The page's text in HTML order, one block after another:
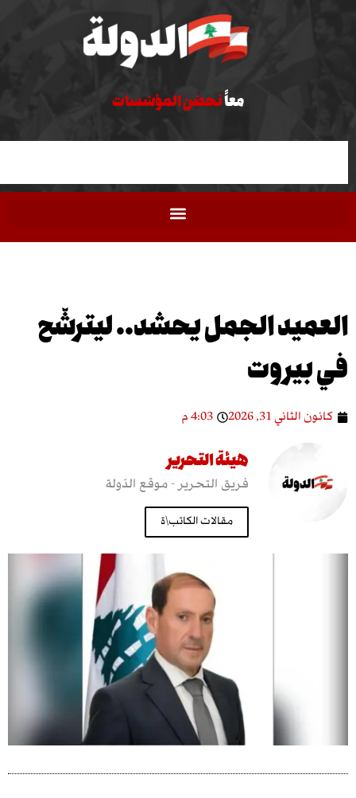
نحصّن المؤسّسات
الجمل يحشد.. ليترشّح
31, 2026 4:03 م
هيئة التحرير
فريق التحرير - موقع الدّولة
مقالات الكاتب\ة